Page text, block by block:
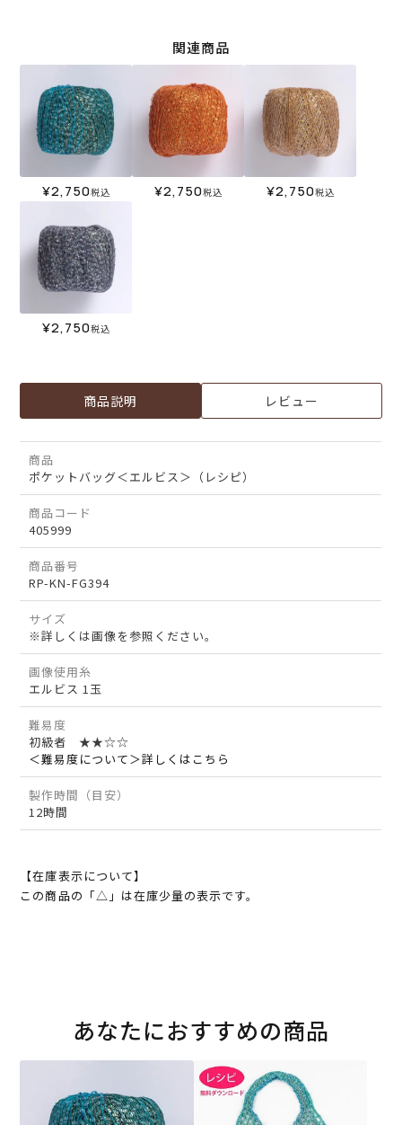
関連商品
¥2,750税込 ¥2,750税込 ¥2,750税込
¥2,750税込
商品説明 レビュー
商品
ポケットバッグ＜エルビス＞（レシピ）
商品コード
405999
商品番号
RP-KN-FG394
サイズ
※詳しくは画像を参照ください。
画像使用糸
エルビス 1玉
難易度
初級者 ★★☆☆
＜難易度について＞詳しくはこちら
製作時間（目安）
12時間
【在庫表示について】
この商品の「△」は在庫少量の表示です。
あなたにおすすめの商品